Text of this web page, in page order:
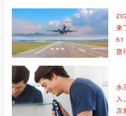
来
61
旅
水
入
次